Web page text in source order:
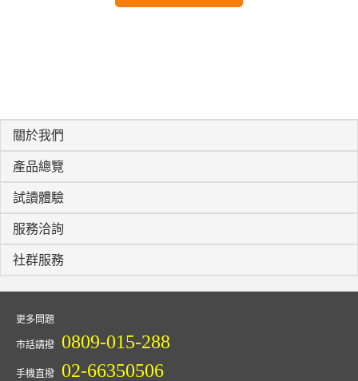
關於我們
產品總覽
試讀體驗
服務洽詢
社群服務
更多問題
市話請撥 0809-015-288
手機直撥 02-66350506